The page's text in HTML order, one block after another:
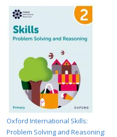
Oxford International Skills:
Problem Solving and Reasoning: